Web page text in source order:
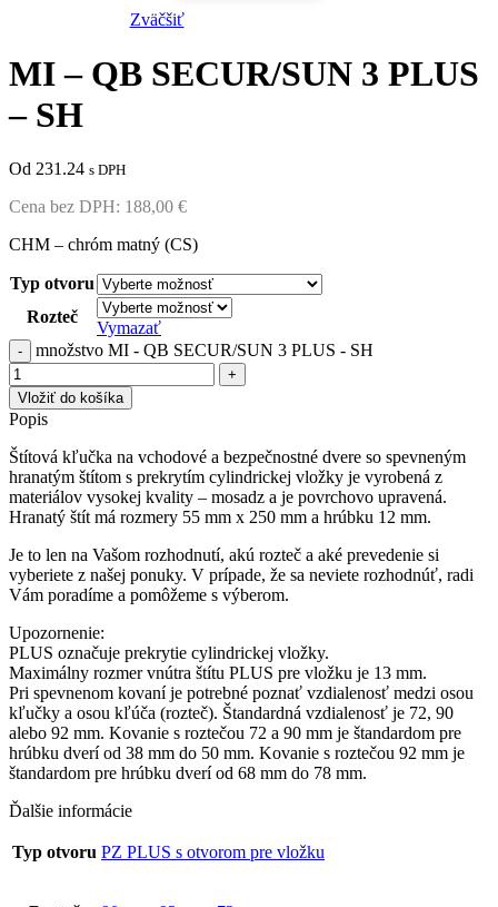
Zväčšiť
MI – QB SECUR/SUN 3 PLUS
– SH
Od 231.24 s DPH
Cena bez DPH: 188,00 €
CHM – chróm matný (CS)
Typ otvoru
Rozteč
Vymazať
množstvo MI - QB SECUR/SUN 3 PLUS - SH
Vložiť do košíka
Popis
Štítová kľučka na vchodové a bezpečnostné dvere so spevneným
hranatým štítom s prekrytím cylindrickej vložky je vyrobená z
materiálov vysokej kvality – mosadz a je povrchovo upravená.
Hranatý štít má rozmery 55 mm x 250 mm a hrúbku 12 mm.
Je to len na Vašom rozhodnutí, akú rozteč a aké prevedenie si
vyberiete z našej ponuky. V prípade, že sa neviete rozhodnúť, radi
Vám poradíme a pomôžeme s výberom.
Upozornenie:
PLUS označuje prekrytie cylindrickej vložky.
Maximálny rozmer vnútra štítu PLUS pre vložku je 13 mm.
Pri spevnenom kovaní je potrebné poznať vzdialenosť medzi osou
kľučky a osou kľúča (rozteč). Štandardná vzdialenosť je 72, 90
alebo 92 mm. Kovanie s roztečou 72 a 90 mm je štandardom pre
hrúbku dverí od 38 mm do 50 mm. Kovanie s roztečou 92 mm je
štandardom pre hrúbku dverí od 68 mm do 78 mm.
Ďalšie informácie
Typ otvoru PZ PLUS s otvorom pre vložku